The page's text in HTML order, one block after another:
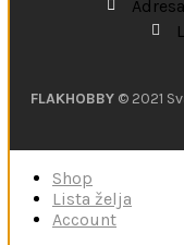
FLAKHOBBY © 2021
Shop
Lista želja
Account